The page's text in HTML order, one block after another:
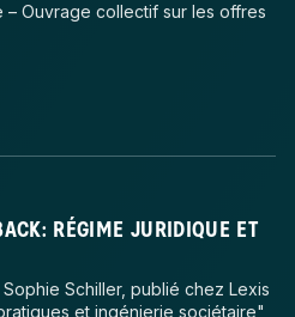
– Ouvrage collectif sur les offres
RÉGIME JURIDIQUE ET
Schiller, publié chez Lexis
et ingénierie sociétaire"